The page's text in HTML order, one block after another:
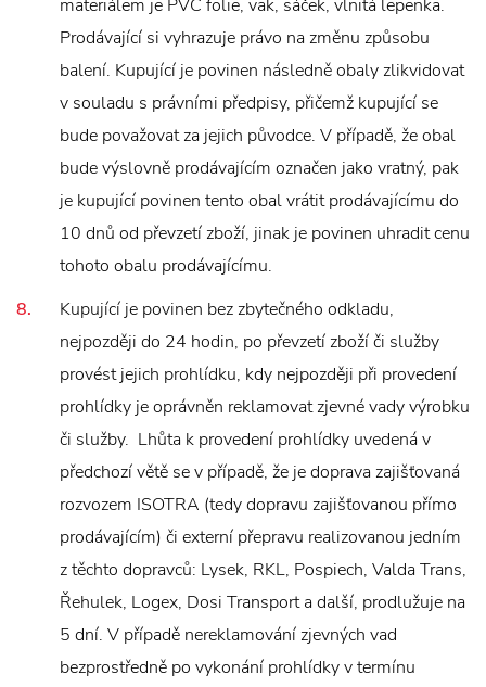
materiálem je PVC folie, vak, sáček, vlnitá lepenka.
Prodávající si vyhrazuje právo na změnu způsobu
balení. Kupující je povinen následně obaly zlikvidovat
v souladu s právními předpisy, přičemž kupující se
bude považovat za jejich původce. V případě, že obal
bude výslovně prodávajícím označen jako vratný, pak
je kupující povinen tento obal vrátit prodávajícímu do
10 dnů od převzetí zboží, jinak je povinen uhradit cenu
tohoto obalu prodávajícímu.
Kupující je povinen bez zbytečného odkladu,
nejpozději do 24 hodin, po převzetí zboží či služby
provést jejich prohlídku, kdy nejpozději při provedení
prohlídky je oprávněn reklamovat zjevné vady výrobku
či služby. Lhůta k provedení prohlídky uvedená v
předchozí větě se v případě, že je doprava zajišťovaná
rozvozem ISOTRA (tedy dopravu zajišťovanou přímo
prodávajícím) či externí přepravu realizovanou jedním
z těchto dopravců: Lysek, RKL, Pospiech, Valda Trans,
Řehulek, Logex, Dosi Transport a další, prodlužuje na
5 dní. V případě nereklamování zjevných vad
bezprostředně po vykonání prohlídky v termínu